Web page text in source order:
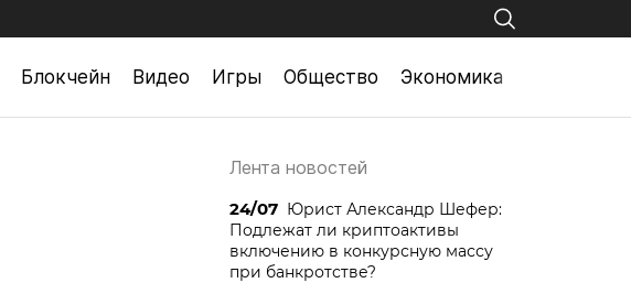
Блокчейн Видео Игры Общество Экономика
Лента новостей
24/07 Юрист Александр Шефер:
Подлежат ли криптоактивы
включению в конкурсную массу
при банкротстве?